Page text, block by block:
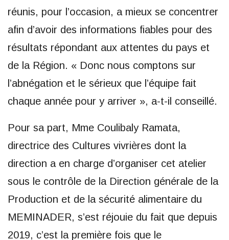
réunis, pour l’occasion, a mieux se concentrer
afin d’avoir des informations fiables pour des
résultats répondant aux attentes du pays et
de la Région. « Donc nous comptons sur
l’abnégation et le sérieux que l’équipe fait
chaque année pour y arriver », a-t-il conseillé.
Pour sa part, Mme Coulibaly Ramata,
directrice des Cultures vivrières dont la
direction a en charge d’organiser cet atelier
sous le contrôle de la Direction générale de la
Production et de la sécurité alimentaire du
MEMINADER, s’est réjouie du fait que depuis
2019, c’est la première fois que le